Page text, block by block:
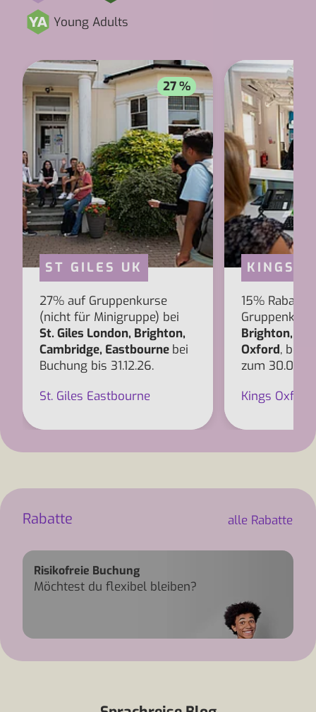
Young Adults
ST GILES UK
27% auf Gruppenkurse
(nicht für Minigruppe) bei
St. Giles London, Brighton,
Cambridge, Eastbourne bei
Buchung bis 31.12.26.
St. Giles Eastbourne
27 %
KINGS
15% Rabatt
Brighton,
Oxford, bei
zum
Kings Oxford
Rabatte alle Rabatte
Risikofreie Buchung
Möchtest du flexibel bleiben?